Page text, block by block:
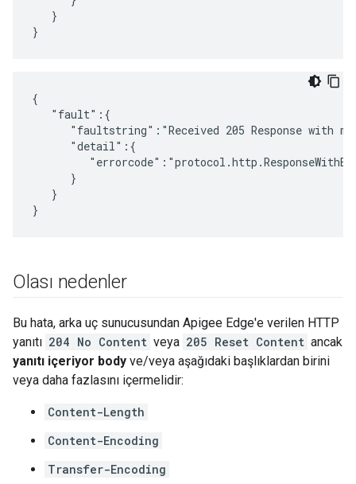
   }
}
{
   "fault":{
"faultstring":"Received 205 Response with
      "detail":{
      }
   }
}
Olası nedenler
Bu hata, arka uç sunucusundan Apigee Edge'e verilen HTTP
yanıtı 204 No Content veya 205 Reset Content ancak
yanıtı içeriyor body ve/veya aşağıdaki başlıklardan birini
veya daha fazlasını içermelidir:
Content-Length
Content-Encoding
Transfer-Encoding